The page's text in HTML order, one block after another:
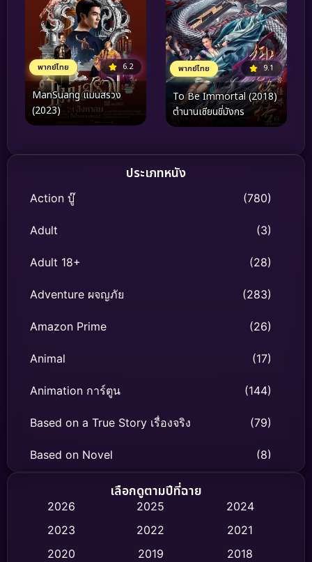
พากย์ไทย 6.2
ManSuang แมนสรวง
(2023)
พากย์ไทย 9.1
To Be Immortal (2018)
ตำนานเซียนขี่มังกร
ประเภทหนัง
Action บู๊ (780)
Adult (3)
Adult 18+ (28)
Adventure ผจญภัย (283)
Amazon Prime (26)
Animal (17)
Animation การ์ตูน (144)
Based on a True Story เรื่องจริง (79)
Based on Novel (8)
Biography ชีวิตจริง
Classic หนังคลาสสิก (47)
เลือกดูตามปีที่ฉาย
2026 2025
2024
2023
2022
2021
2020
2019
2018